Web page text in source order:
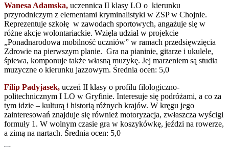
Wanesa Adamska, uczennica II klasy LO o kierunku
przyrodniczym z elementami kryminalistyki w ZSP w Chojnie.
Reprezentuje szkołę w zawodach sportowych, angażuje się w
różne akcje wolontariackie. Wzięła udział w projekcie
„Ponadnarodowa mobilność uczniów” w ramach przedsięwzięcia
Zdrowie na pierwszym planie. Gra na pianinie, gitarze i ukulele,
śpiewa, komponuje także własną muzykę. Jej marzeniem są studia
muzyczne o kierunku jazzowym. Średnia ocen: 5,0
Filip Padyjasek, uczeń II klasy o profilu filologiczno-
politechnicznym I LO w Gryfinie. Interesuje się podróżami, a co za
tym idzie – kulturą i historią różnych krajów. W kręgu jego
zainteresowań znajduje się również motoryzacja, zwłaszcza wyścigi
formuły 1. W wolnym czasie gra w koszykówkę, jeździ na rowerze,
a zimą na nartach. Średnia ocen: 5,0